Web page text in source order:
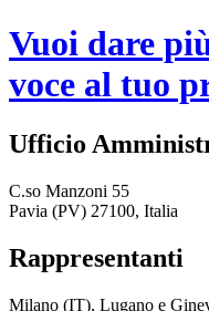
Vuoi dare
voce al tuo
Ufficio
C.so Manzoni 55
Pavia (PV) 27100, Italia
Rappresentanti
Milano (IT), Lugano e